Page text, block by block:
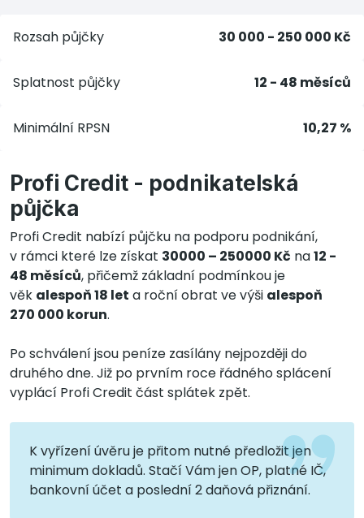
Rozsah půjčky 30 000 - 250 000 Kč
Splatnost půjčky 12 - 48 měsíců
Minimální RPSN 10,27 %
Profi Credit - podnikatelská
půjčka
Profi Credit nabízí půjčku na podporu podnikání,
v rámci které lze získat 30000 – 250000 Kč na12 -
48 měsíců, přičemž základní podmínkou je
věk alespoň 18 let a roční obrat ve výši alespoň
270 000 korun.
Po schválení jsou peníze zasílány nejpozději do
druhého dne. Již po prvním roce řádného splácení
vyplácí Profi Credit část splátek zpět.
K vyřízení úvěru je přitom nutné předložit jen
minimum dokladů. Stačí Vám jen OP, platné IČ,
bankovní účet a poslední 2 daňová přiznání.